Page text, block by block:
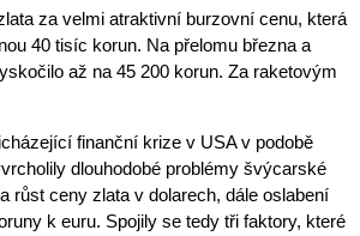
za velmi atraktivní burzovní cenu, která
40 tisíc korun. Na přelomu března a
až na 45 200 korun. Za raketovým
finanční krize v USA v podobě
dlouhodobé problémy švýcarské
růst ceny zlata v dolarech, dále oslabení
k euru. Spojily se tedy tři faktory, které